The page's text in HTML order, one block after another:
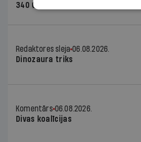
340 000 vērtu reklāmas kampaņu
Redaktores sleja 06.08.2026.
Dinozaura triks
Komentārs 06.08.2026.
Divas koalīcijas